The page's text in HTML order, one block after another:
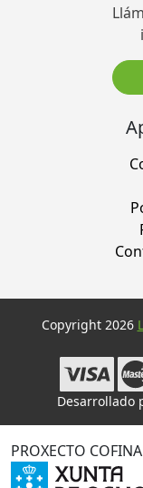
Copyright 2026
Desarrollado
PROXECTO